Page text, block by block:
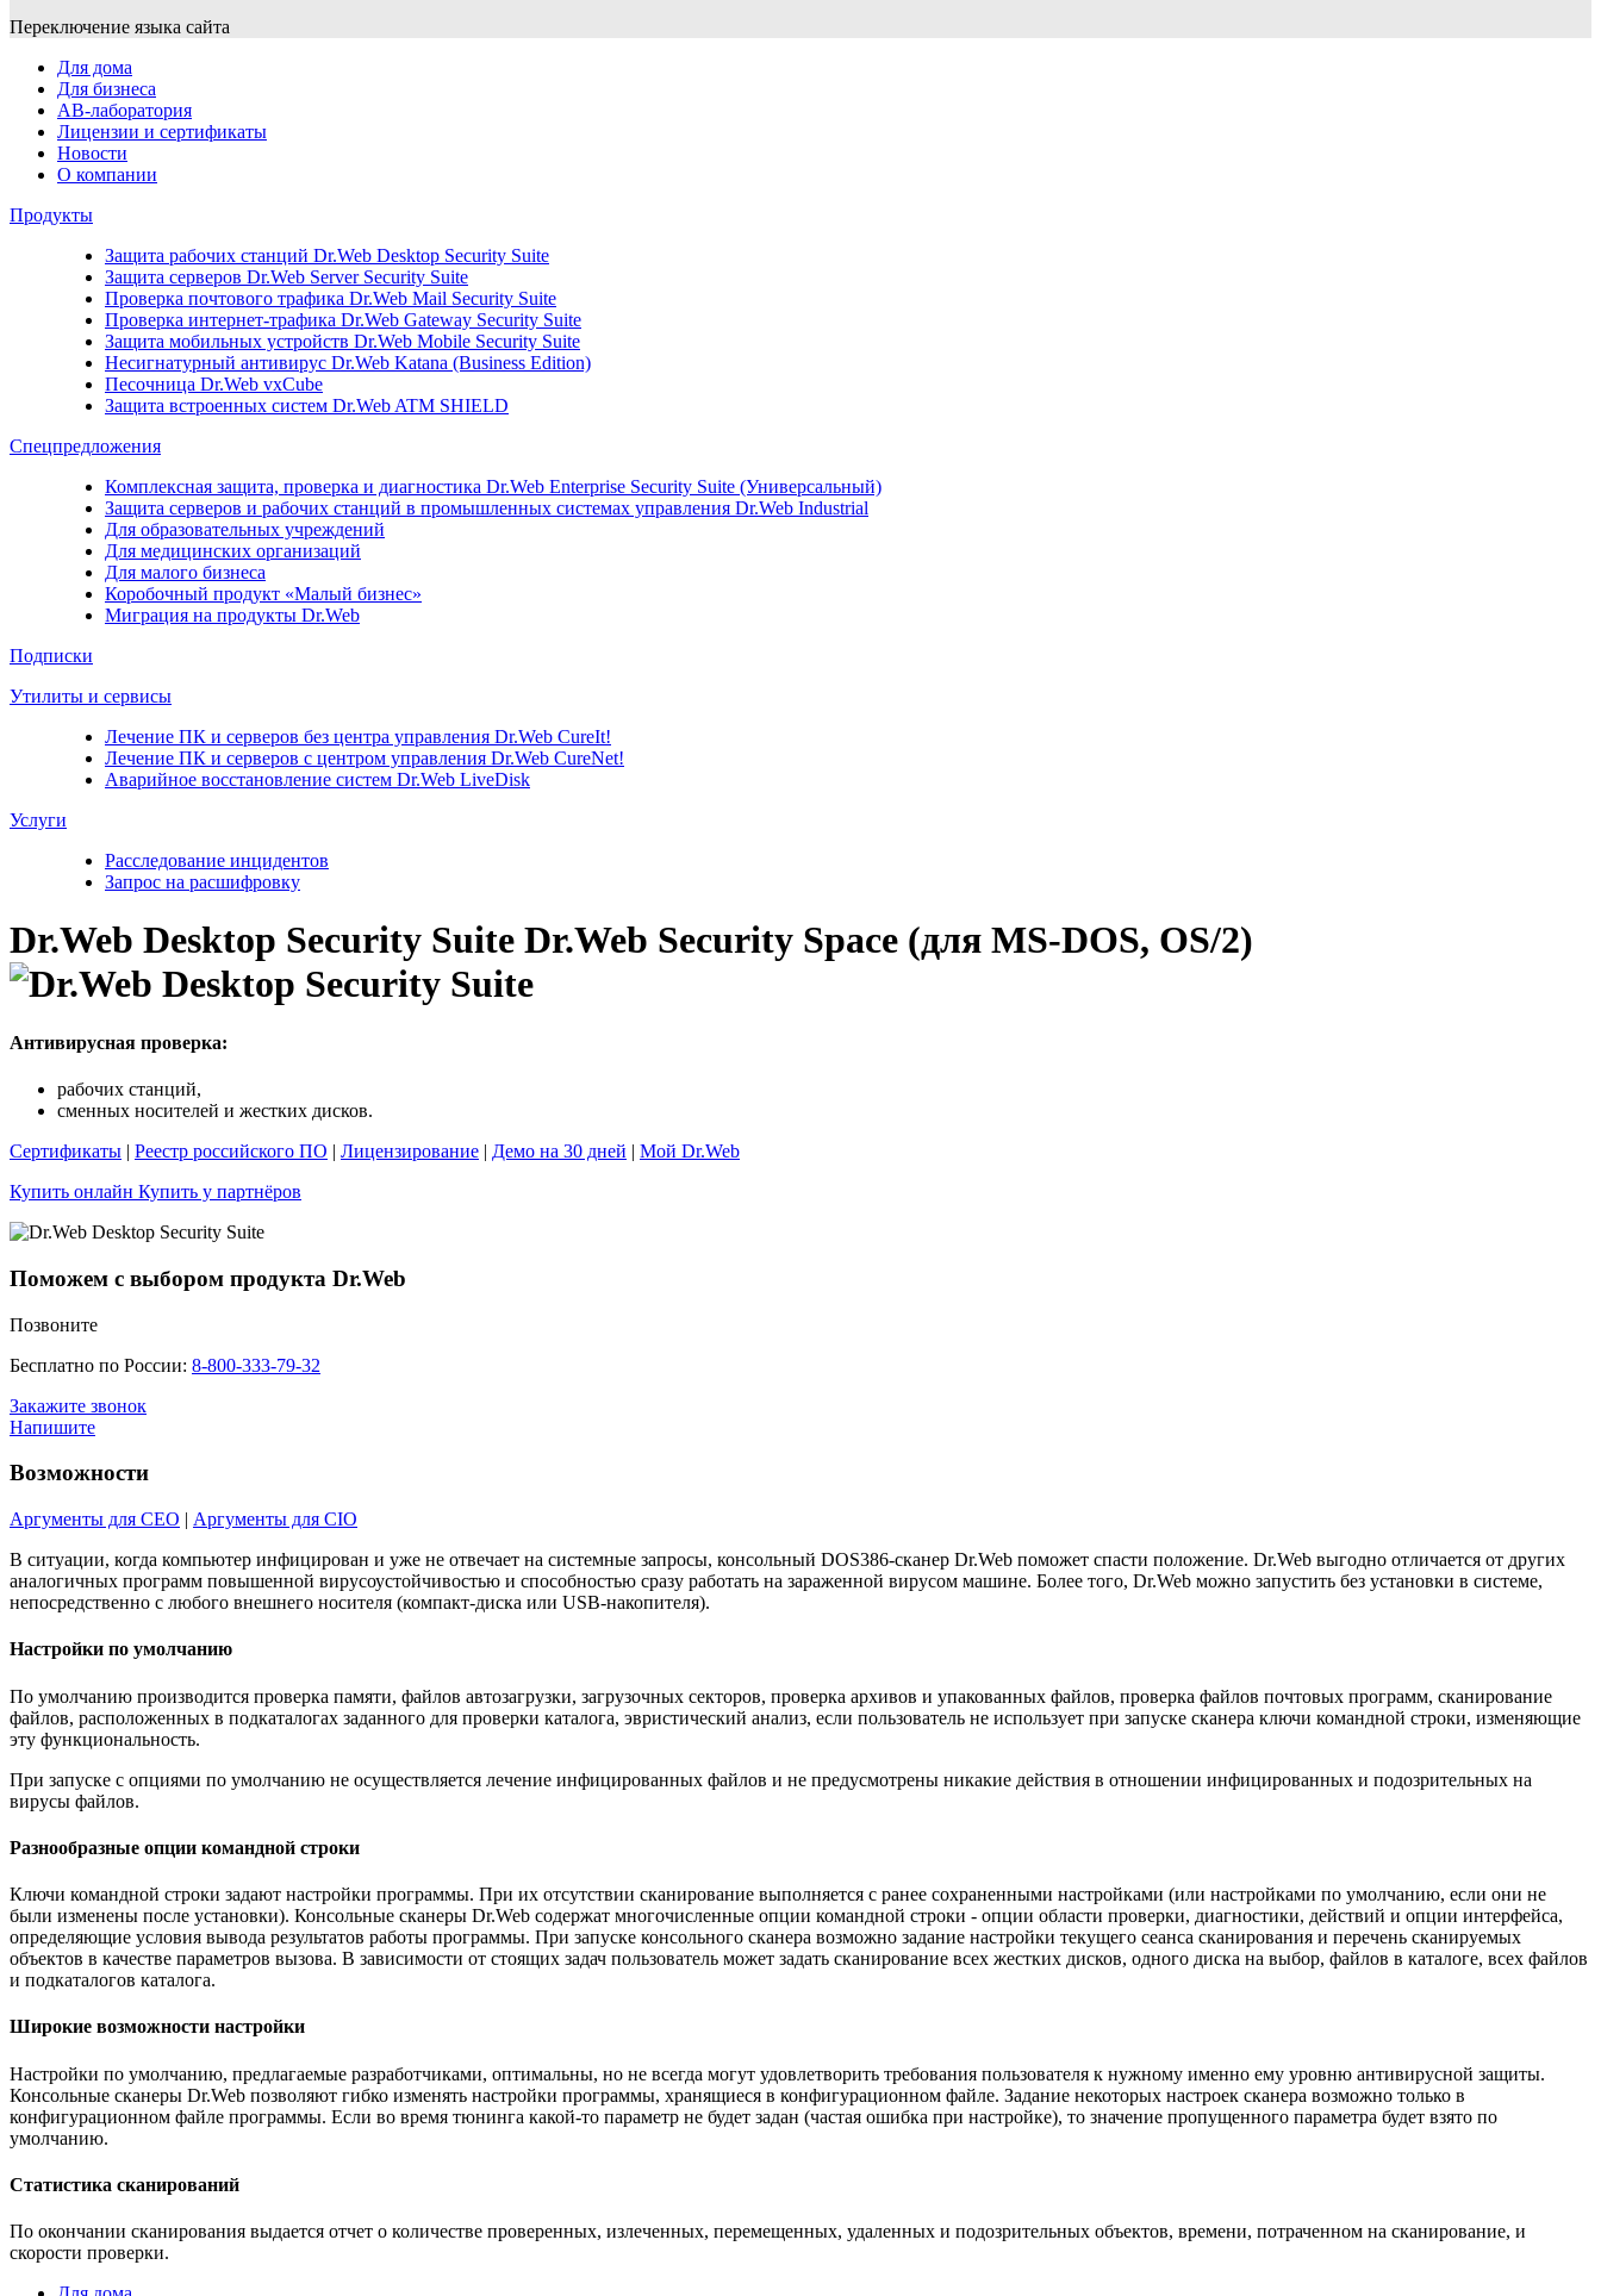
Переключение языка сайта
Для дома
Для бизнеса
АВ-лаборатория
Лицензии и сертификаты
Новости
О компании
Продукты
Защита рабочих станций Dr.Web Desktop Security Suite
Защита серверов Dr.Web Server Security Suite
Проверка почтового трафика Dr.Web Mail Security Suite
Проверка интернет-трафика Dr.Web Gateway Security Suite
Защита мобильных устройств Dr.Web Mobile Security Suite
Несигнатурный антивирус Dr.Web Katana (Business Edition)
Песочница Dr.Web vxCube
Защита встроенных систем Dr.Web ATM SHIELD
Спецпредложения
Комплексная защита, проверка и диагностика Dr.Web Enterprise Security Suite (Универсальный)
Защита серверов и рабочих станций в промышленных системах управления Dr.Web Industrial
Для образовательных учреждений
Для медицинских организаций
Для малого бизнеса
Коробочный продукт «Малый бизнес»
Миграция на продукты Dr.Web
Подписки
Утилиты и сервисы
Лечение ПК и серверов без центра управления Dr.Web CureIt!
Лечение ПК и серверов с центром управления Dr.Web CureNet!
Аварийное восстановление систем Dr.Web LiveDisk
Услуги
Расследование инцидентов
Запрос на расшифровку
Dr.Web Desktop Security Suite Dr.Web Security Space (для MS-DOS, OS/2)
Антивирусная проверка:
рабочих станций,
сменных носителей и жестких дисков.
Сертификаты | Реестр российского ПО | Лицензирование | Демо на 30 дней | Мой Dr.Web
Купить онлайн Купить у партнёров
Поможем с выбором продукта Dr.Web
Позвоните
Бесплатно по России: 8-800-333-79-32
Закажите звонок
Напишите
Возможности
Аргументы для CEO | Аргументы для CIO
В ситуации, когда компьютер инфицирован и уже не отвечает на системные запросы, консольный DOS386-сканер Dr.Web поможет спасти положение. Dr.Web выгодно отличается от других
аналогичных программ повышенной вирусоустойчивостью и способностью сразу работать на зараженной вирусом машине. Более того, Dr.Web можно запустить без установки в системе,
непосредственно с любого внешнего носителя (компакт-диска или USB-накопителя).
Настройки по умолчанию
По умолчанию производится проверка памяти, файлов автозагрузки, загрузочных секторов, проверка архивов и упакованных файлов, проверка файлов почтовых программ, сканирование
файлов, расположенных в подкаталогах заданного для проверки каталога, эвристический анализ, если пользователь не использует при запуске сканера ключи командной строки, изменяющие
эту функциональность.
При запуске с опциями по умолчанию не осуществляется лечение инфицированных файлов и не предусмотрены никакие действия в отношении инфицированных и подозрительных на
вирусы файлов.
Разнообразные опции командной строки
Ключи командной строки задают настройки программы. При их отсутствии сканирование выполняется с ранее сохраненными настройками (или настройками по умолчанию, если они не
были изменены после установки). Консольные сканеры Dr.Web содержат многочисленные опции командной строки - опции области проверки, диагностики, действий и опции интерфейса,
определяющие условия вывода результатов работы программы. При запуске консольного сканера возможно задание настройки текущего сеанса сканирования и перечень сканируемых
объектов в качестве параметров вызова. В зависимости от стоящих задач пользователь может задать сканирование всех жестких дисков, одного диска на выбор, файлов в каталоге, всех файлов
и подкаталогов каталога.
Широкие возможности настройки
Настройки по умолчанию, предлагаемые разработчиками, оптимальны, но не всегда могут удовлетворить требования пользователя к нужному именно ему уровню антивирусной защиты.
Консольные сканеры Dr.Web позволяют гибко изменять настройки программы, хранящиеся в конфигурационном файле. Задание некоторых настроек сканера возможно только в
конфигурационном файле программы. Если во время тюнинга какой-то параметр не будет задан (частая ошибка при настройке), то значение пропущенного параметра будет взято по
умолчанию.
Статистика сканирований
По окончании сканирования выдается отчет о количестве проверенных, излеченных, перемещенных, удаленных и подозрительных объектов, времени, потраченном на сканирование, и
скорости проверки.